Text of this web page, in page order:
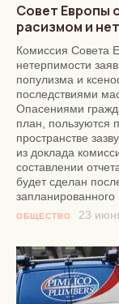
Совет Европы
расизмом и
Комиссия Совета
нетерпимости
популизма и
последствиями
Опасениями
план, пользуются
пространстве
из доклада
составлении
будет сделан
запланированного
ОБЩЕСТВО 23